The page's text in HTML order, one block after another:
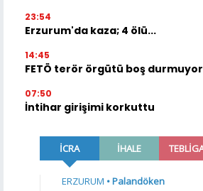
23:54
Erzurum'da kaza; 4 ölü...
14:45
FETÖ terör örgütü boş durmuyor
07:50
İntihar girişimi korkuttu